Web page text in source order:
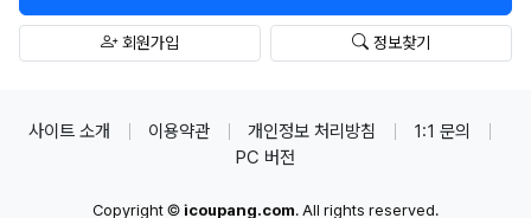
회원가입 정보찾기
사이트 소개 이용약관 개인정보 처리방침
1:1 문의
PC 버전
Copyright ©icoupang.com. All rights reserved.